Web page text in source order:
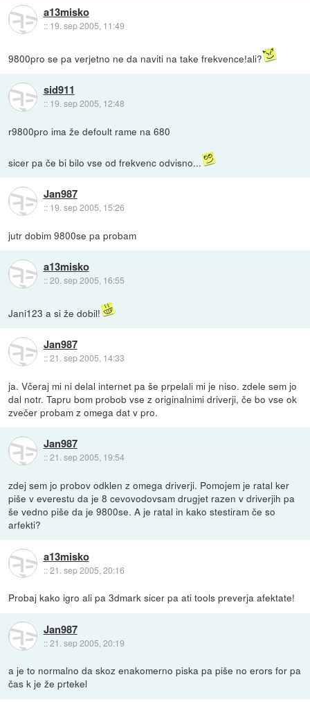
a13misko
:: 19. sep 2005, 11:49
9800pro se pa verjetno ne da naviti na take frekvence!ali?
sid911
:: 19. sep 2005, 12:48
r9800pro ima že defoult rame na 680
sicer pa če bi bilo vse od frekvenc odvisno...
Jan987
:: 19. sep 2005, 15:26
jutr dobim 9800se pa probam
a13misko
::20. sep 2005, 16:55
Jani123 a si že dobil!
Jan987
::21. sep 2005, 14:33
ja. Včeraj mi ni delal internet pa še prpelali mi je niso. zdele sem jo
dal notr. Tapru bom probob vse z originalnimi driverji, če bo vse ok
zvečer probam z omega dat v pro.
Jan987
::21. sep 2005, 19:54
zdej sem jo probov odklen z omega driverji. Pomojem je ratal ker
piše v everestu da je 8 cevovodovsam drugjet razen v driverjih pa
še vedno piše da je 9800se. A je ratal in kako stestiram če so
arfekti?
a13misko
::21. sep 2005, 20:16
Probaj kako igro ali pa 3dmark sicer pa ati tools preverja afektate!
Jan987
::21. sep 2005, 20:19
a je to normalno da skoz enakomerno piska pa piše no erors for pa
čas k je že prtekel